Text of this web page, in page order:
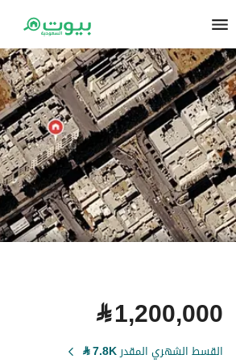
⃁1,200,000
القسط الشهري المقدر7.8K
⃁